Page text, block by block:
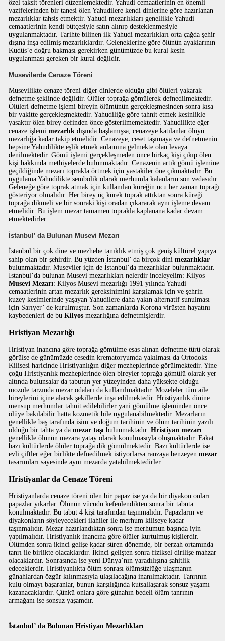
özel taksit törenleri düzenlemektedir. Yahudi cemaatlerinin en önemli
vazifelerinden bir tanesi ölen Yahudilere kendi dinlerine göre hazırlanan
mezarlıklar tahsis etmektir. Yahudi mezarlıkları genellikle Yahudi
cemaatlerinin kendi bütçesiyle satın alınıp desteklenmesiyle
uygulanmaktadır. Tarihte bilinen ilk Yahudi mezarlıkları orta çağda şehir
dışına inşa edilmiş mezarlıklardır. Geleneklerine göre ölünün ayaklarının
Kudüs’e doğru bakması gerekirken günümüzde bu kural kesin
uygulanması gereken bir kural değildir.
Musevilerde Cenaze Töreni
Musevilikte cenaze töreni diğer dinlerde olduğu gibi ölüleri yakarak
defnetme şeklinde değildir. Ölüler toprağa gömülerek defnedilmektedir.
Ölüleri defnetme işlemi bireyin ölümünün gerçekleşmesinden sonra kısa
bir vakitte gerçekleşmektedir. Yahudiliğe göre tahnit etmek kesinlikle
yasaktır ölen birey definden önce gösterilmemektedir. Yahudilikte eğer
cenaze işlemimezarlık dışında başlamışsa, cenazeye katılanlar ölüyü
mezarlığa kadar takip etmelidir. Cenazeye, ceset taşımaya ve defnetmenin
hepsine Yahudilikte eşlik etmek anlamına gelmekte olan levaya
denilmektedir. Gömü işlemi gerçekleşmeden önce birkaç kişi çıkıp ölen
kişi hakkında methiyelerde bulunmaktadır. Cenazenin artık gömü işlemine
geçildiğinde mezarı toprakla örtmek için yastakiler öne çıkmaktadır. Bu
uygulama Yahudilikte sembolik olarak merhumla kalanların son vedasıdır.
Geleneğe göre toprak atmak için kullanılan küreğin ucu her zaman toprağı
gösteriyor olmalıdır. Her birey üç kürek toprak attıktan sonra küreği
toprağa dikmeli ve bir sonraki kişi oradan çıkararak aynı işleme devam
etmelidir. Bu işlem mezar tamamen toprakla kaplanana kadar devam
etmektedirler.
İstanbul’ da Bulunan Musevi Mezarı
İstanbul bir çok dine ve mezhebe tanıklık etmiş çok geniş kültürel yapıya
sahip olan bir şehirdir. Bu yüzden İstanbul’ da birçok dinimezarlıklar
bulunmaktadır. Museviler için de İstanbul’da mezarlıklar bulunmaktadır.
İstanbul’da bulunan Musevi mezarlıkları nelerdir inceleyelim: Kilyos
Musevi Mezarı: Kilyos Musevi mezarlığı 1991 yılında Yahudi
cemaatlerinin artan mezarlık gereksinimini karşılamak için ve şehrin
kuzey kesimlerinde yaşayan Yahudilere daha yakın alternatif sunulması
için Sarıyer’ de kurulmuştur. Son zamanlarda Korona virüsten hayatını
kaybedenleri de buKilyos mezarlığına defnetmişlerdir.
Hristiyan Mezarlığı
Hristiyan inancına göre toprağa gömülme esas alınan defnetme türü olarak
görülse de günümüzde cesedin krematoryumda yakılması da Ortodoks
Kilisesi haricinde Hristiyanlığın diğer mezheplerinde görülmektedir. Yine
çoğu Hristiyanlık mezheplerinde ölen bireyler toprağa gömülü olarak yer
altında bulunsalar da tabutun yer yüzeyinden daha yüksekte olduğu
mozole tarzında mezar odaları da kullanılmaktadır. Mozeleler tüm aile
bireylerini içine alacak şekillerde inşa edilmektedir. Hristiyanlık dinine
mensup merhumlar tahnit edilebilirler yani gömülme işleminden önce
ölüye bakılabilir hatta kozmetik bile uygulanabilmektedir. Mezarların
genellikle baş tarafında isim ve doğum tarihinin ve ölüm tarihinin yazılı
olduğu bir tahta ya damezar taşı bulunmaktadır.Hristiyan mezarı
genellikle ölünün mezara yatay olarak konulmasıyla oluşmaktadır. Fakat
bazı kültürlerde ölüler toprağa dik gömülmektedir. Bazı kültürlerde ise
evli çiftler eğer birlikte defnedilmek istiyorlarsa ranzaya benzeyenmezar
tasarımları sayesinde aynı mezarda yatabilmektedirler.
Hristiyanlar da Cenaze Töreni
Hristiyanlarda cenaze töreni ölen bir papaz ise ya da bir diyakon onları
papazlar yıkarlar. Ölünün vücudu kefenlendikten sonra bir tabuta
konulmaktadır. Bu tabut 4 kişi tarafından taşınmalıdır. Papazların ve
diyakonların söyleyecekleri ilahiler ile merhum kiliseye kadar
taşınmalıdır. Mezar hazırlandıktan sonra ise merhumun başında iyin
yapılmalıdır. Hristiyanlık inancına göre ölüler kurtulmuş kişilerdir.
Ölümden sonra ikinci gelişe kadar süren dönemde, bir berzah ortamında
tanrı ile birlikte olacaklardır. İkinci gelişten sonra fiziksel dirilişe mahzar
olacaklardır. Sonrasında ise yeni Dünya’nın yaradılışına şahitlik
edeceklerdir. Hristiyanlıkta ölüm sonrası ölümsüzlüğe ulaşmanın
günahlardan özgür kılınmasıyla ulaşılacağına inanılmaktadır. Tanrının
kulu olmayı başaranlar, bunun karşılığında kutsallaşarak sonsuz yaşamı
kazanacaklardır. Çünkü onlara göre günahın bedeli ölüm tanrının
armağanı ise sonsuz yaşamdır.
İstanbul’ da Bulunan Hristiyan Mezarlıkları